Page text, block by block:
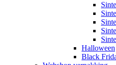
Halloween
Black